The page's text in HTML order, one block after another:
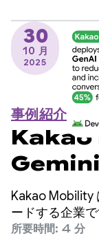
30
10 月
2025
事例紹介
Kakao
Gemini
イスで
し、通
Kakao Mobility
ードする企業
シー配車、ナ
所要時間: 4 分